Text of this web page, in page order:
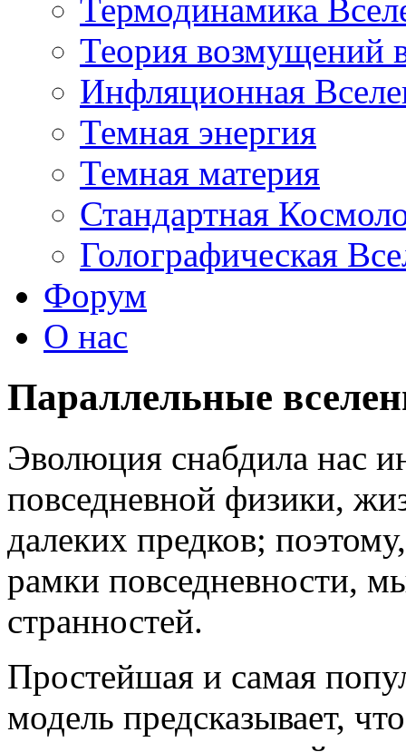
Термодинамика
Теория возмущений
Инфляционная
Темная энергия
Темная материя
Стандартная
Голографическая
Форум
О нас
Параллельные
Эволюция снабдила нас
повседневной физики,
далеких предков;
рамки повседневности,
странностей.
Простейшая и самая
модель предсказывает,